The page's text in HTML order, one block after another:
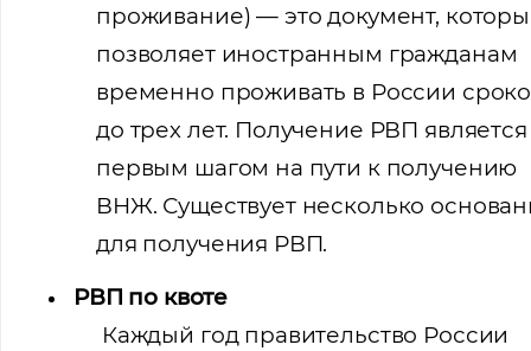
проживание) — это документ,
позволяет иностранным гражданам
временно проживать в России
до трех лет. Получение РВП является
первым шагом на пути к получению
ВНЖ. Существует несколько
для получения РВП.
РВП по квоте
Каждый год правительство России